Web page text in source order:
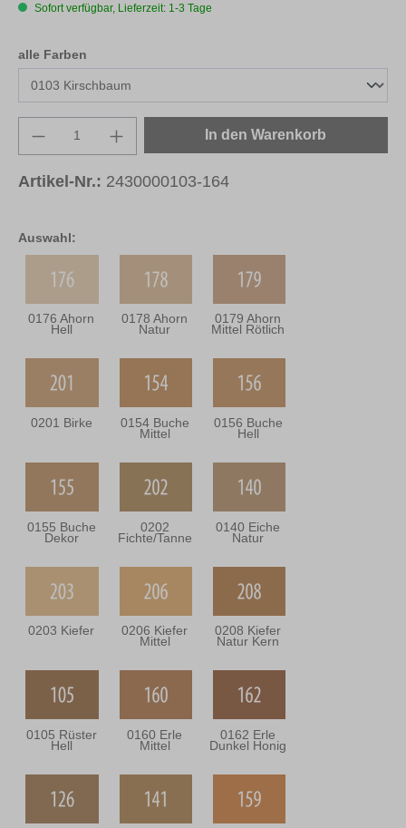
Auswahl:
0176 Ahorn
Hell
0178 Ahorn
Natur
0179 Ahorn
Mittel Rötlich
0201 Birke 0154 Buche
Mittel
0156 Buche
Hell
0155 Buche
Dekor
0202
Fichte/Tanne
0140 Eiche
Natur
0203 Kiefer 0206 Kiefer
Mittel
0208 Kiefer
Natur Kern
0105 Rüster
Hell
0160 Erle
Mittel
0162 Erle
Dunkel Honig
Sofort verfügbar, Lieferzeit: 1-3 Tage
alle Farben
Produkt Anzahl: Gib den gewünschten
In den Warenkorb
Artikel-Nr.: 2430000103-164